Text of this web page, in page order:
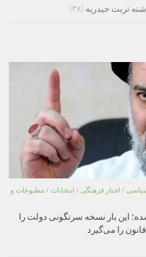
تربت حیدریه (۳۸)
/ اخبار فرهنگی / انتخابات / مطبوعات و
این بار نسخه سرنگونی دولت را
را می‌گیرد